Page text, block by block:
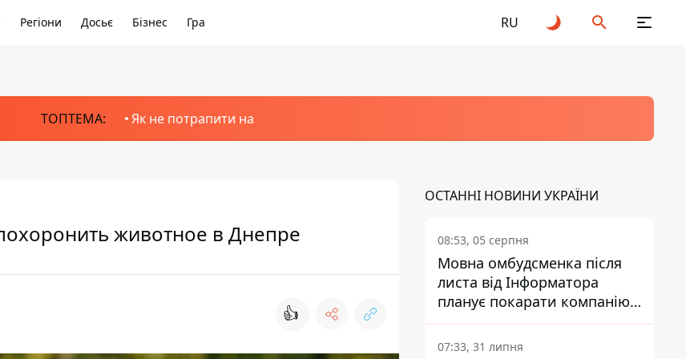
Регіони Досьє Бізнес Гра RU
ТОПТЕМА: Як не потрапити на
животное в Днепре
👍
ОСТАННІ НОВИНИ УКРАЇНИ
08:53, 05 серпня
Мовна омбудсменка після
листа від Інформатора
планує покарати компанію-
підрядника ПриватБанку
07:33, 31 липня